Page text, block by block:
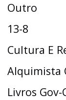
Outro
13-8
Cultura E
Alquimista
Livros